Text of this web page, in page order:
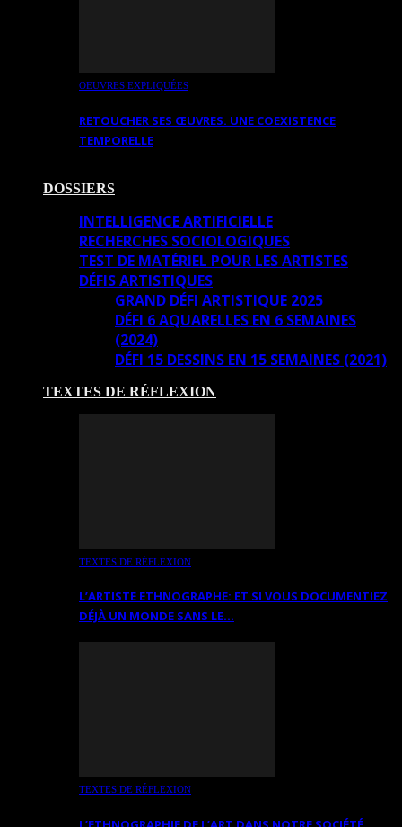
OEUVRES EXPLIQUÉES
RETOUCHER SES ŒUVRES. UNE COEXISTENCE
TEMPORELLE
DOSSIERS
INTELLIGENCE ARTIFICIELLE
RECHERCHES SOCIOLOGIQUES
TEST DE MATÉRIEL POUR LES ARTISTES
DÉFIS ARTISTIQUES
GRAND DÉFI ARTISTIQUE 2025
DÉFI 6 AQUARELLES EN 6 SEMAINES
(2024)
DÉFI 15 DESSINS EN 15 SEMAINES (2021)
TEXTES DE RÉFLEXION
TEXTES DE RÉFLEXION
L’ARTISTE ETHNOGRAPHE: ET SI VOUS DOCUMENTIEZ
DÉJÀ UN MONDE SANS LE…
TEXTES DE RÉFLEXION